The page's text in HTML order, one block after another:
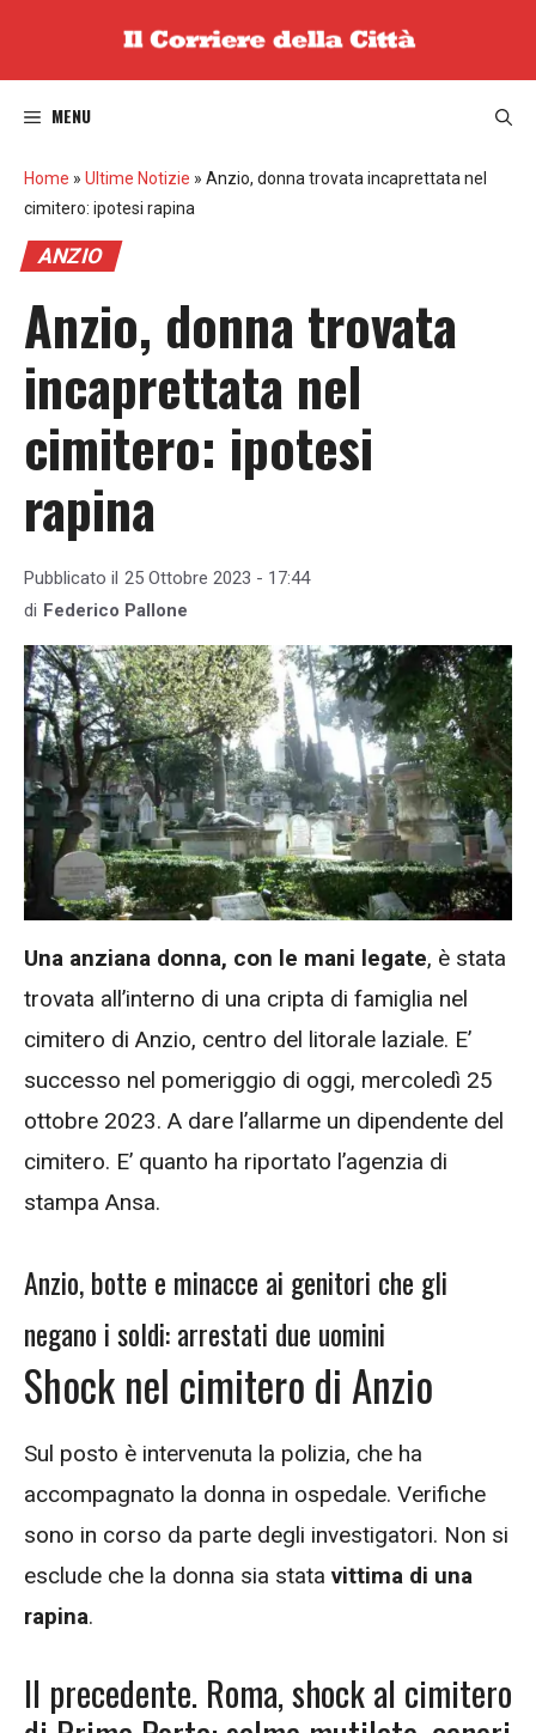
MENU
Home » Ultime Notizie » Anzio, donna trovata incaprettata nel
cimitero: ipotesi rapina
ANZIO
Anzio, donna trovata
incaprettata nel
cimitero: ipotesi
rapina
Pubblicato il 25 Ottobre 2023 - 17:44
di Federico Pallone
Una anziana donna, con le mani legate, è stata
trovata all’interno di una cripta di famiglia nel
cimitero di Anzio, centro del litorale laziale. E’
successo nel pomeriggio di oggi, mercoledì 25
ottobre 2023. A dare l’allarme un dipendente del
cimitero. E’ quanto ha riportato l’agenzia di
stampa Ansa.
Anzio, botte e minacce ai genitori che gli
negano i soldi: arrestati due uomini
Shock nel cimitero di Anzio
Sul posto è intervenuta la polizia, che ha
accompagnato la donna in ospedale. Verifiche
sono in corso da parte degli investigatori. Non si
esclude che la donna sia stata vittima di una
rapina.
Il precedente. Roma, shock al cimitero